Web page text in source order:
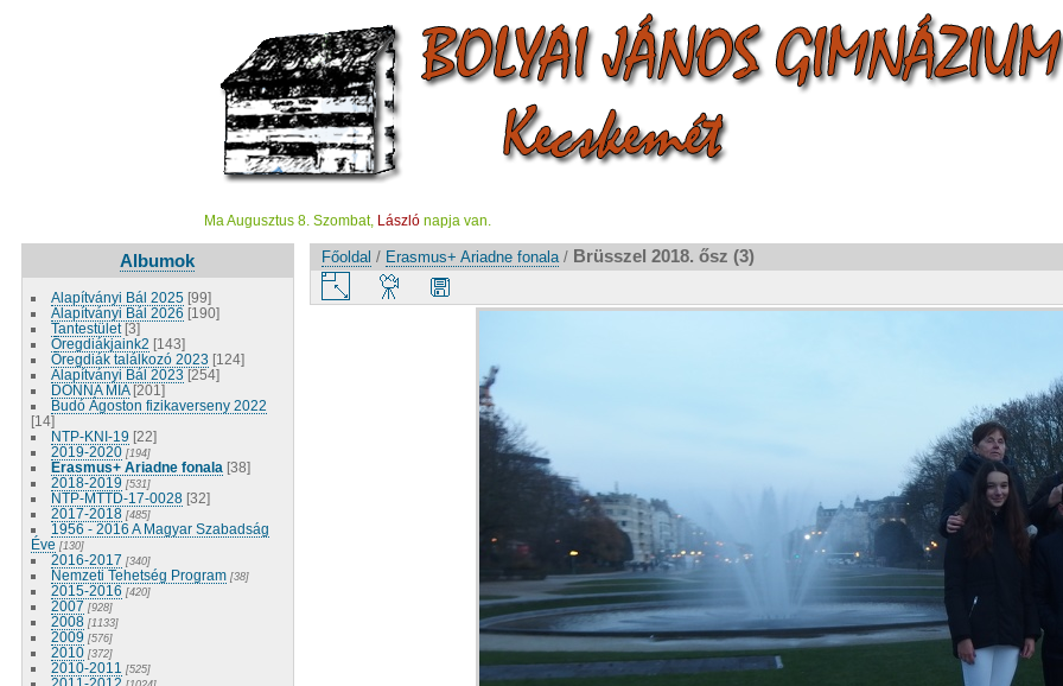
Ma Augusztus 8. Szombat, László napja van.
Albumok
Alapítványi Bál 2025 [99]
Alapítványi Bál 2026 [190]
Tantestület [3]
Öregdiákjaink2 [143]
Öregdiák találkozó 2023 [124]
Alapítványi Bál 2023 [254]
DONNA MIA [201]
Budó Ágoston fizikaverseny 2022
[14]
NTP-KNI-19 [22]
2019-2020 [194]
Erasmus+ Ariadne fonala [38]
2018-2019 [531]
NTP-MTTD-17-0028 [32]
2017-2018 [485]
1956 - 2016 A Magyar Szabadság
Éve [130]
2016-2017 [340]
Nemzeti Tehetség Program [38]
2015-2016 [420]
2007 [928]
2008 [1133]
2009 [576]
2010 [372]
2010-2011 [525]
Főoldal / Erasmus+ Ariadne fonala/ Brüsszel 2018. ősz (3)